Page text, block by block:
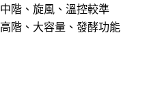
中階、旋風、溫控較準
高階、大容量、發酵功能